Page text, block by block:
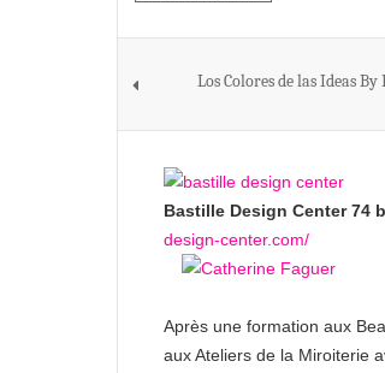
Los Colores de las Ideas
Bastille Design Center 74
design-center.com/
Après une formation aux
aux Ateliers de la Miroiterie